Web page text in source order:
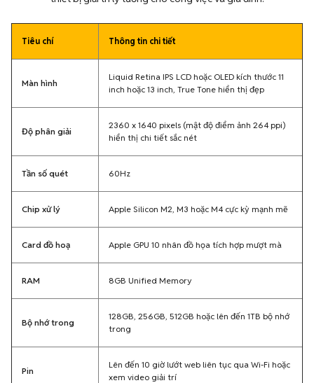
Tiêu chí Thông tin chi tiết
Màn hình
Liquid Retina IPS LCD hoặc OLED kích thước 11
inch hoặc 13 inch, True Tone hiển thị đẹp
Độ phân giải
2360 x 1640 pixels (mật độ điểm ảnh 264 ppi)
hiển thị chi tiết sắc nét
Tần số quét 60Hz
Chip xử lý Apple Silicon M2, M3 hoặc M4 cực kỳ mạnh mẽ
Card đồ hoạ Apple GPU 10 nhân đồ họa tích hợp mượt mà
RAM 8GB Unified Memory
Bộ nhớ trong
128GB, 256GB, 512GB hoặc lên đến 1TB bộ nhớ
trong
Pin
Lên đến 10 giờ lướt web liên tục qua Wi-Fi hoặc
xem video giải trí